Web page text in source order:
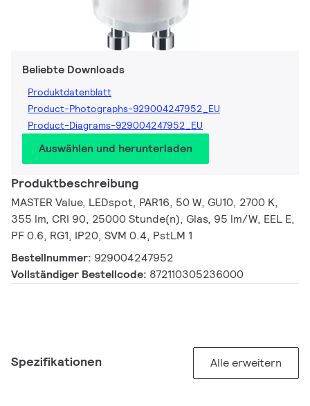
Beliebte Downloads
Produktdatenblatt
Product-Photographs-929004247952_EU
Product-Diagrams-929004247952_EU
Auswählen und herunterladen
Produktbeschreibung
MASTER Value, LEDspot, PAR16, 50 W, GU10, 2700 K,
355 lm, CRI 90, 25000 Stunde(n), Glas, 95 lm/W, EEL E,
PF 0.6, RG1, IP20, SVM 0.4, PstLM 1
Bestellnummer: 929004247952
Vollständiger Bestellcode: 872110305236000
Spezifikationen Alle erweitern